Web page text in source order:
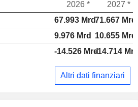
2026 *
2027 *
67.993 Mrd71.667 Mrd
9.976 Mrd
10.655 Mrd
-14.526 Mrd-14.714
Altri dati finanziari